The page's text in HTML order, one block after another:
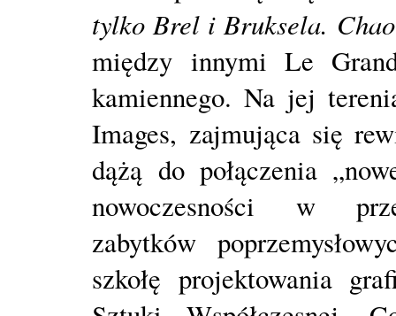
tylko Brel i Bruksela.
między innymi Le
kamiennego. Na jej
Images, zajmująca się
dążą do połączenia
nowoczesności w
zabytków
szkołę projektowania